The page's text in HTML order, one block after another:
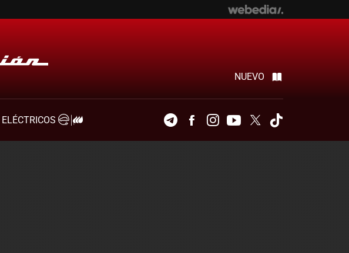
NUEVO
TelegramFacebookInstagramYoutubeTwitter